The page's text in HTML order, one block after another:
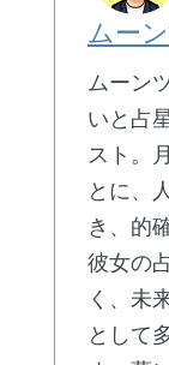
ムー
ムーン
いと占
スト。
とに、
き、的
彼女の
く、未
として